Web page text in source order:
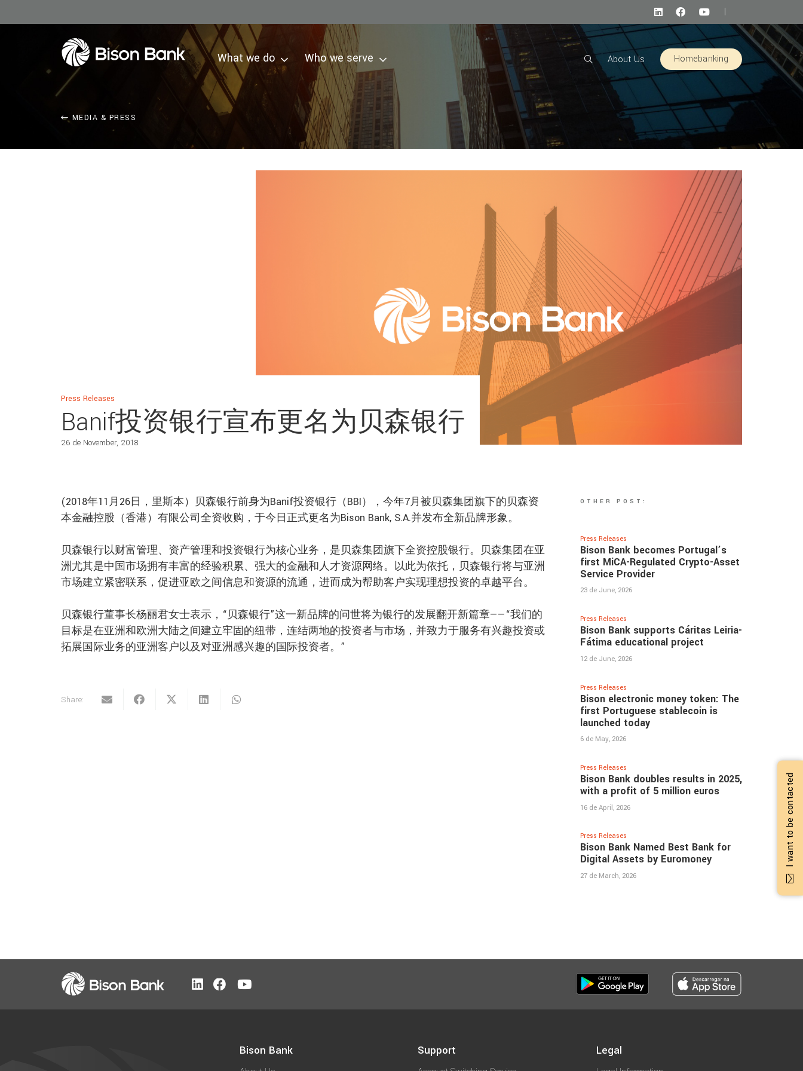
|
What we do Who we serve About Us Homebanking
MEDIA & PRESS
Press Releases
Banif投资银行宣布更名为贝森银行
26 de November, 2018
(2018年11月26日，里斯本）贝森银行前身为Banif投资银行（BBI），今年7月被贝森集团旗下的贝森资
本金融控股（香港）有限公司全资收购，于今日正式更名为Bison Bank, S.A.并发布全新品牌形象。
贝森银行以财富管理、资产管理和投资银行为核心业务，是贝森集团旗下全资控股银行。贝森集团在亚
洲尤其是中国市场拥有丰富的经验积累、强大的金融和人才资源网络。以此为依托，贝森银行将与亚洲
市场建立紧密联系，促进亚欧之间信息和资源的流通，进而成为帮助客户实现理想投资的卓越平台。
贝森银行董事长杨丽君女士表示，“贝森银行”这一新品牌的问世将为银行的发展翻开新篇章——“我们的
目标是在亚洲和欧洲大陆之间建立牢固的纽带，连结两地的投资者与市场，并致力于服务有兴趣投资或
拓展国际业务的亚洲客户以及对亚洲感兴趣的国际投资者。”
Share:
OTHER POST:
Press Releases
Bison Bank becomes Portugal’s
first MiCA-Regulated Crypto-Asset
Service Provider
23 de June, 2026
Press Releases
Bison Bank supports Cáritas Leiria-
Fátima educational project
12 de June, 2026
Press Releases
Bison electronic money token: The
first Portuguese stablecoin is
launched today
6 de May, 2026
Press Releases
Bison Bank doubles results in 2025,
with a profit of 5 million euros
16 de April, 2026
Press Releases
Bison Bank Named Best Bank for
Digital Assets by Euromoney
27 de March, 2026
Bison Bank Support Legal
I want to be contacted